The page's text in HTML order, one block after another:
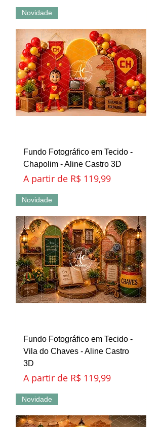
Novidade
Fundo Fotográfico em Tecido -
Chapolim - Aline Castro 3D
A partir de R$ 119,99
Preço promocional
Novidade
Fundo Fotográfico em Tecido -
Vila do Chaves - Aline Castro
3D
A partir de R$ 119,99
Preço promocional
Novidade